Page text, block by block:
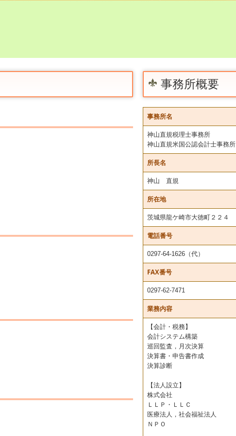
事務所概要
事務所名
神山直規税理士事務所
神山直規米国公認会計士事務所
所長名
神山 直規
所在地
茨城県龍ケ崎市大徳町２２４
電話番号
0297-64-1626（代）
FAX番号
0297-62-7471
業務内容
【会計・税務】
会計システム構築
巡回監査，月次決算
決算書・申告書作成
決算診断
【法人設立】
株式会社
ＬＬＰ・ＬＬＣ
医療法人，社会福祉法人
ＮＰＯ